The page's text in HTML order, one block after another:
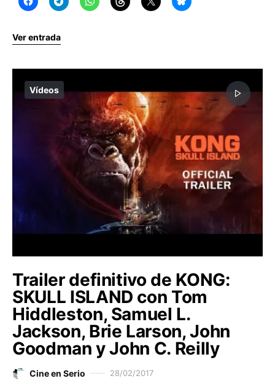
Ver entrada
Vídeos
Trailer definitivo de KONG:
SKULL ISLAND con Tom
Hiddleston, Samuel L.
Jackson, Brie Larson, John
Goodman y John C. Reilly
Cine en Serio 28/02/2017